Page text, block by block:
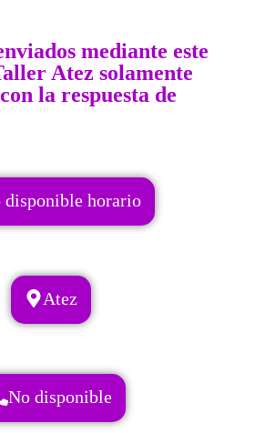
mediante este
Atez solamente
la respuesta de
disponible horario
Atez
No disponible